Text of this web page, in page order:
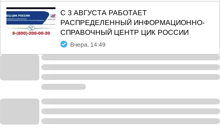
С 3 АВГУСТА РАБОТАЕТ
РАСПРЕДЕЛЕННЫЙ ИНФОРМАЦИОННО-
СПРАВОЧНЫЙ ЦЕНТР ЦИК РОССИИ
Вчера, 14:49